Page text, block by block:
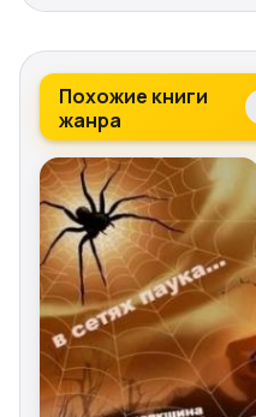
Похожие книги
жанра